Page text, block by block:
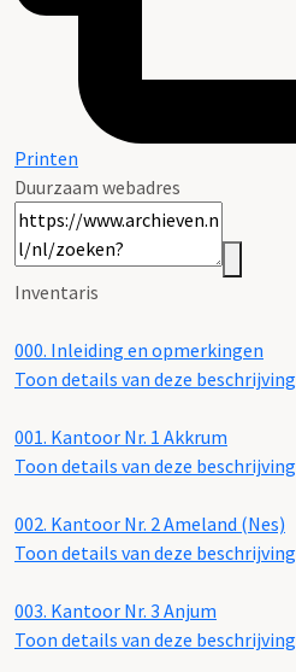
Printen
Duurzaam webadres
Inventaris
000. Inleiding en opmerkingen
Toon details van deze beschrijving
001. Kantoor Nr. 1 Akkrum
Toon details van deze beschrijving
002. Kantoor Nr. 2 Ameland (Nes)
Toon details van deze beschrijving
003. Kantoor Nr. 3 Anjum
Toon details van deze beschrijving